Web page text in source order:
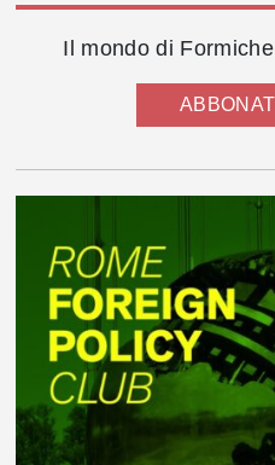
Il mondo di